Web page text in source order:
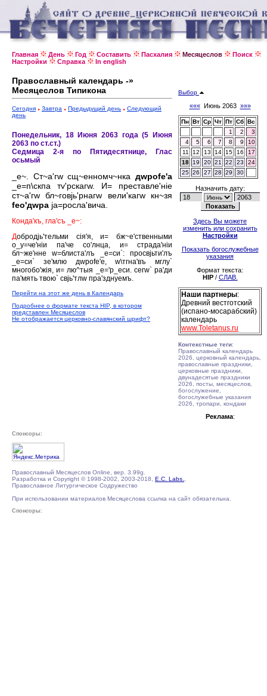
Главная День Год Составить Пасхалия Месяцеслов
Поиск
Настройки
Справка In english
Православный календарь -»
Месяцеслов Типикона
Сегодня Завтра Предыдущий день
Следующий
день
Понедельник, 18 Июня 2063 года (5 Июня
2063 по ст.ст.)
Седмица 2-я по Пятидесятнице, Глас
осьмый
_е~. Ст~а'гw сщ~енномч~нка дwроfе'а
_е=п\скпа тv'рскагw. И= преставле'нiе
ст~а'гw бл~говjь'рнагw вели'кагw кн~зя
fео'дwра jа=росла'вича.
Конда'къ, гла'съ _е~:
Добродjь'тельми сiя'я, и= бж~е'ственными
о_у=че'нiи па'че со'лнца, и= страда'нiи
бл~же'нне w=блиста'лъ _е=си`: просвjьти'лъ
_е=си` зе'млю дwроfе'е, w\тгна'въ мглу`
многобо'жiя, и= лю^тыя _е='р_еси. сегw` ра'ди
па'мять твою` свjь'тлw пра'зднуемъ.
Перейти на этот же день в Календарь
Подробнее о формате текста HIP, в котором
представлен Месяцеслов
Не отображается церковно-славянский шрифт?
Выбор
«««Июнь 2063 »»»
Пн Вт Ср Чт Пт Сб Вс
1
2
3
4
5 6 7 8 9
10
11
12 13 14 15 16
17
18
19 20 21 22 23
24
25 26 27 28 29 30
Назначить дату:
Здесь Вы можете
изменить или сохранить
Настройки
Показать богослужебные
указания
Формат текста:
HIP/ СЛАВ.
Наши партнеры:
Древний вестготский
(испано-мосарабский)
календарь
www.Toletanus.ru
Контекстные теги:
Православный календарь
2026, церковный календарь,
православные праздники,
церковные праздники,
двунадесятые праздники
2026, посты, месяцеслов,
богослужение,
богослужебные указания
2026, тропари, кондаки
Реклама:
Спонсоры:
Православный Месяцеслов Online, вер. 3.99g.
Разработка и Copyright © 1998-2002, 2003-2018, E.C. Labs.
Православное Литургическое Содружество
При использовании материалов Месяцеслова ссылка на сайт обязательна.
Спонсоры: